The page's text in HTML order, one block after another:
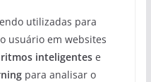
utilizadas para
usuário em websites
inteligentese
para analisar o